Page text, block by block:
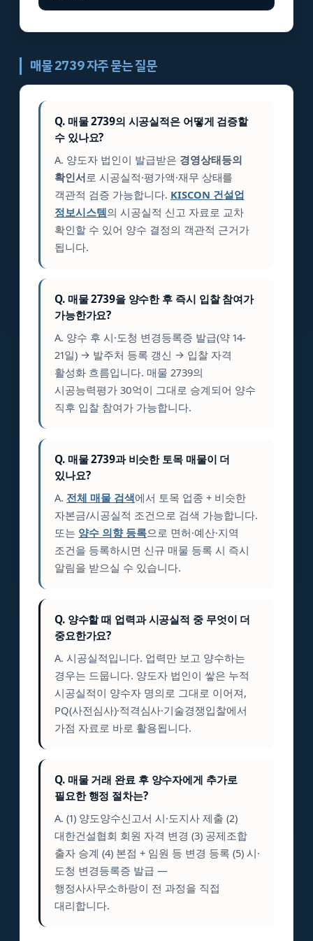
매물 2739 자주 묻는 질문
Q. 매물 2739의 시공실적은 어떻게 검증할
수 있나요?
A. 양도자 법인이 발급받은 경영상태등의
확인서로 시공실적·평가액·재무 상태를
객관적 검증 가능합니다. KISCON 건설업
정보시스템의 시공실적 신고 자료로 교차
확인할 수 있어 양수 결정의 객관적 근거가
됩니다.
Q. 매물 2739을 양수한 후 즉시 입찰 참여가
가능한가요?
A. 양수 후 시·도청 변경등록증 발급(약 14-
21일) → 발주처 등록 갱신 → 입찰 자격
활성화 흐름입니다. 매물 2739의
시공능력평가 30억이 그대로 승계되어 양수
직후 입찰 참여가 가능합니다.
Q. 매물 2739과 비슷한 토목 매물이 더
있나요?
A. 전체 매물 검색에서 토목 업종 + 비슷한
자본금/시공실적 조건으로 검색 가능합니다.
또는 양수 의향 등록으로 면허·예산·지역
조건을 등록하시면 신규 매물 등록 시 즉시
알림을 받으실 수 있습니다.
Q. 양수할 때 업력과 시공실적 중 무엇이 더
중요한가요?
A. 시공실적입니다. 업력만 보고 양수하는
경우는 드뭅니다. 양도자 법인이 쌓은 누적
시공실적이 양수자 명의로 그대로 이어져,
PQ(사전심사)·적격심사·기술경쟁입찰에서
가점 자료로 바로 활용됩니다.
Q. 매물 거래 완료 후 양수자에게 추가로
필요한 행정 절차는?
A. (1) 양도양수신고서 시·도지사 제출 (2)
대한건설협회 회원 자격 변경 (3) 공제조합
출자 승계 (4) 본점 + 임원 등 변경 등록 (5) 시·
도청 변경등록증 발급 —
행정사사무소하랑이 전 과정을 직접
대리합니다.